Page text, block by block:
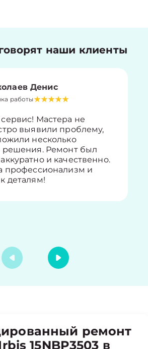
наши клиенты
Денис
работы
Мастера не
выявили проблему,
несколько
решения. Ремонт был
и качественно.
профессионализм и
деталям!
ремонт
15NBP3503 в